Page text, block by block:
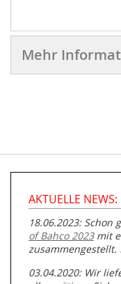
Mehr
AKTUELLE NEWS:
18.06.2023: Schon
of Bahco 2023mit
zusammengestellt.
03.04.2020: Wir